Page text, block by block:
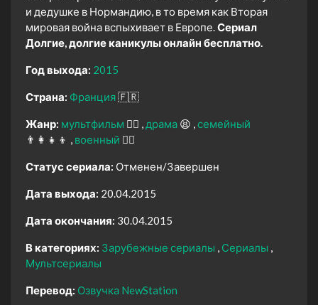
и дедушке в Нормандию, в то время как Вторая
мировая война вспыхивает в Европе.Сериал
Долгие, долгие каникулы онлайн бесплатно.
Год выхода: 2015
Страна: Франция🇫🇷
Жанр: мультфильм 🧚‍♀️ драма 😫
семейный
👨‍👩‍👧‍👦
военный 👨‍✈️
Статус сериала: Отменен/Завершен
Дата выхода: 20.04.2015
Дата окончания: 30.04.2015
В категориях: Зарубежные сериалы
Сериалы
Мультсериалы
Перевод: Озвучка NewStation